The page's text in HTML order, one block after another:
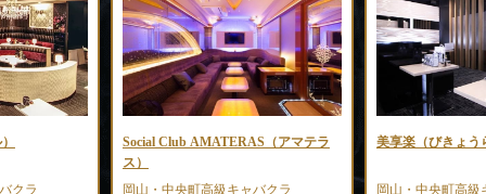
クラ
Social Club AMATERAS（アマテラ
ス）
岡山・中央町高級キャバクラ
美享楽（びきょう
岡山・中央町高級